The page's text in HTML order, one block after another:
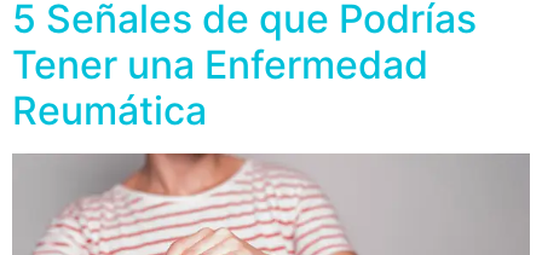
5 Señales de que Podrías
Tener una Enfermedad
Reumática